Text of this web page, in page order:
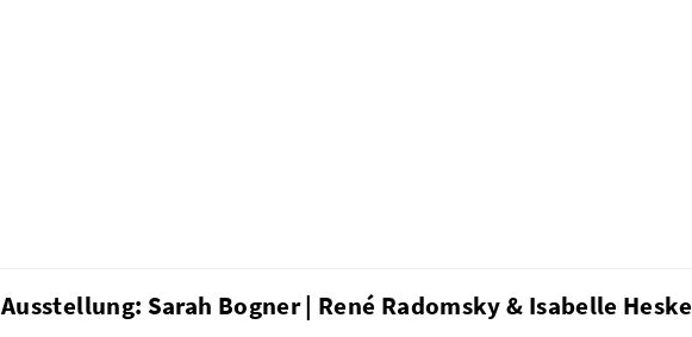
Ausstellung: Sarah Bogner | René Radomsky & Isabelle Heske